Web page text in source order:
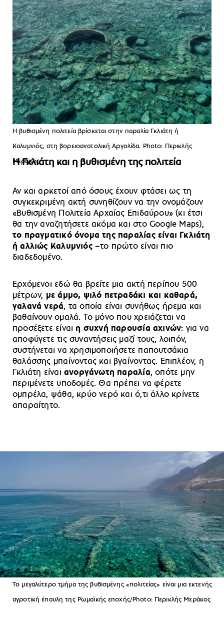
Η βυθισμένη πολιτεία βρίσκεται στην παραλία Γκλιάτη ή
Καλυμνιός, στη βορειοανατολική Αργολίδα. Photo: Περικλής
Μεράκος
Η Γκλιάτη και η βυθισμένη της πολιτεία
Αν και αρκετοί από όσους έχουν φτάσει ως τη
συγκεκριμένη ακτή συνηθίζουν να την ονομάζουν
«Βυθισμένη Πολιτεία Αρχαίας Επιδαύρου» (κι έτσι
θα την αναζητήσετε ακόμα και στο Google Maps),
το πραγματικό όνομα της παραλίας είναι Γκλιάτη
ή αλλιώς Καλυμνιός–το πρώτο είναι πιο
διαδεδομένο.
Ερχόμενοι εδώ θα βρείτε μια ακτή περίπου 500
μέτρων, με άμμο, ψιλό πετραδάκι και καθαρά,
γαλανά νερά, τα οποία είναι συνήθως ήρεμα και
βαθαίνουν ομαλά. Το μόνο που χρειάζεται να
προσέξετε είναι η συχνή παρουσία αχινών: για να
αποφύγετε τις συναντήσεις μαζί τους, λοιπόν,
συστήνεται να χρησιμοποιήσετε παπουτσάκια
θαλάσσης μπαίνοντας και βγαίνοντας. Επιπλέον, η
Γκλιάτη είναι ανοργάνωτη παραλία, οπότε μην
περιμένετε υποδομές. Θα πρέπει να φέρετε
ομπρέλα, ψάθα, κρύο νερό και ό,τι άλλο κρίνετε
απαραίτητο.
Το μεγαλύτερο τμήμα της βυθισμένης «πολιτείας» είναι μια εκτενής
αγροτική έπαυλη της Ρωμαϊκής εποχής/Photo: Περικλής Μεράκος